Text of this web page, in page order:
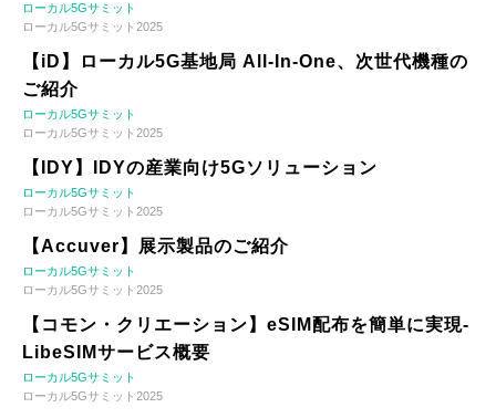
ローカル5Gサミット
ローカル5Gサミット2025
【iD】ローカル5G基地局 All-In-One、次世代機種の
ご紹介
ローカル5Gサミット
ローカル5Gサミット2025
【IDY】IDYの産業向け5Gソリューション
ローカル5Gサミット
ローカル5Gサミット2025
【Accuver】展示製品のご紹介
ローカル5Gサミット
ローカル5Gサミット2025
【コモン・クリエーション】eSIM配布を簡単に実現-
LibeSIMサービス概要
ローカル5Gサミット
ローカル5Gサミット2025